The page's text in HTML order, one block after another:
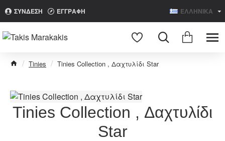
ΣΥΝΔΕΣΗ ΕΓΓΡΑΦΗ ΕΛΛΗΝΙΚΑ
Search
Tinies Tinies Collection , Δαχτυλίδι Star
Tinies Collection , Δαχτυλίδι
Star